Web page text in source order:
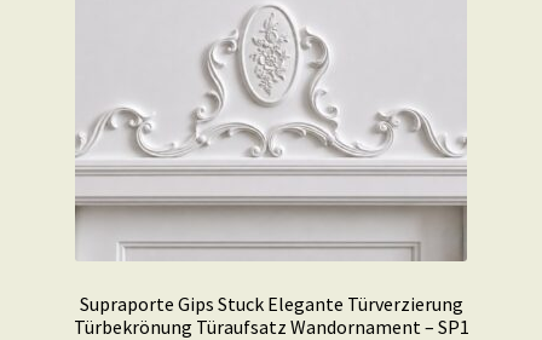
Supraporte Gips Stuck Elegante Türverzierung
Türbekrönung Türaufsatz Wandornament – SP1